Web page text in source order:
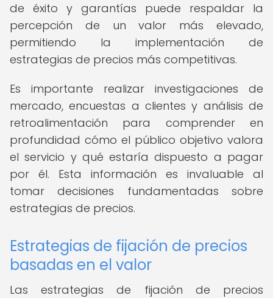
de éxito y garantías puede respaldar la
percepción de un valor más elevado,
permitiendo la implementación de
estrategias de precios más competitivas.
Es importante realizar investigaciones de
mercado, encuestas a clientes y análisis de
retroalimentación para comprender en
profundidad cómo el público objetivo valora
el servicio y qué estaría dispuesto a pagar
por él. Esta información es invaluable al
tomar decisiones fundamentadas sobre
estrategias de precios.
Estrategias de fijación de precios
basadas en el valor
Las estrategias de fijación de precios